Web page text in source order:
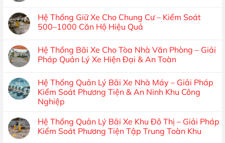
Hệ Thống Giữ Xe Cho Chung Cư – Kiểm Soát
500–1000 Căn Hộ Hiệu Quả
Hệ Thống Bãi Xe Cho Tòa Nhà Văn Phòng – Giải
Pháp Quản Lý Xe Hiện Đại & An Toàn
Hệ Thống Quản Lý Bãi Xe Nhà Máy – Giải Pháp
Kiểm Soát Phương Tiện & An Ninh Khu Công
Nghiệp
Hệ Thống Quản Lý Bãi Xe Khu Đô Thị – Giải Pháp
Kiểm Soát Phương Tiện Tập Trung Toàn Khu